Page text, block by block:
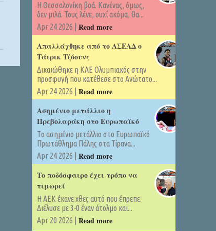
Η Θεσσαλονίκη βοά. Κανένας, όμως,
δεν μιλά. Τους λένε, ουχί ακόμα, θα...
Apr 24 2026 | Read more
Απαλλάχθηκε από το ΑΣΕΑΔ ο
Τάιρικ Τζόουνς
Δικαιώθηκε η ΚΑΕ Ολυμπιακός στην
προσφυγή που κατέθεσε στο Ανώτατο...
Apr 24 2026 | Read more
Ασημένιο μετάλλιο η
Πρεβολαράκη στο Ευρωπαϊκό
Tο ασημένιο μετάλλιο στο Ευρωπαϊκό
Πρωτάθλημα Πάλης στα Τίρανα...
Apr 24 2026 | Read more
Το ποδόσφαιρο έχει τρόπο να
τιμωρεί
Η ΑΕΚ έκανε χθες αυτό που έπρεπε.
Διέλυσε με 3-0 έναν άτολμο και...
Apr 20 2026 | Read more